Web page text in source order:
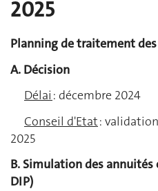
2025
Planning de traitement
A. Décision
Délai : décembre 2024
Conseil d'Etat:
2025
B. Simulation des annuités
DIP)